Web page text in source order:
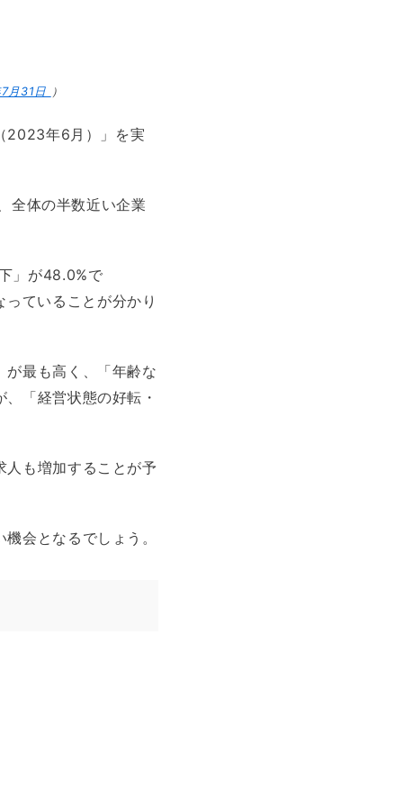
月31日 ）
2023年6月）」を実
全体の半数近い企業
」が48.0%で
ていることが分かり
が最も高く、「年齢な
「経営状態の好転・
も増加することが予
会となるでしょう。